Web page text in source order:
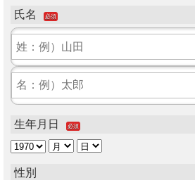
氏名 必須
生年月日 必須
性別